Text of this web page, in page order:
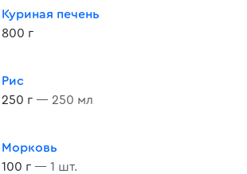
Куриная печень
800 г
Рис
250 г — 250 мл
Морковь
100 г — 1 шт.